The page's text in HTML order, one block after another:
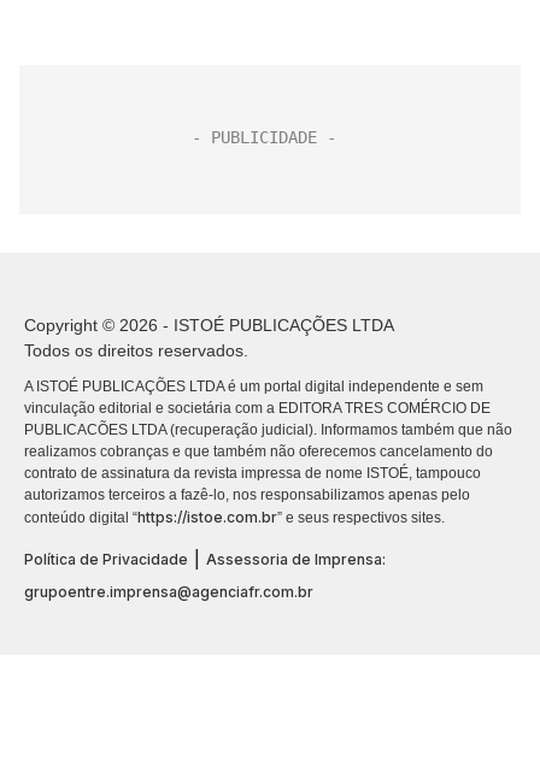
Copyright © 2026 - ISTOÉ PUBLICAÇÕES LTDA
Todos os direitos reservados.
A ISTOÉ PUBLICAÇÕES LTDA é um portal digital independente e sem
vinculação editorial e societária com a EDITORA TRES COMÉRCIO DE
PUBLICACÕES LTDA (recuperação judicial). Informamos também que não
realizamos cobranças e que também não oferecemos cancelamento do
contrato de assinatura da revista impressa de nome ISTOÉ, tampouco
autorizamos terceiros a fazê-lo, nos responsabilizamos apenas pelo
conteúdo digital “https://istoe.com.br” e seus respectivos sites.
Política de Privacidade
Assessoria de Imprensa:
grupoentre.imprensa@agenciafr.com.br